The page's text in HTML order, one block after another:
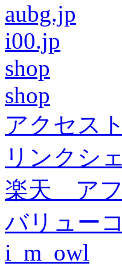
aubg.jp
i00.jp
shop
shop
アクセス
リンクシ
楽天 アフ
バリュー
i_m_owl